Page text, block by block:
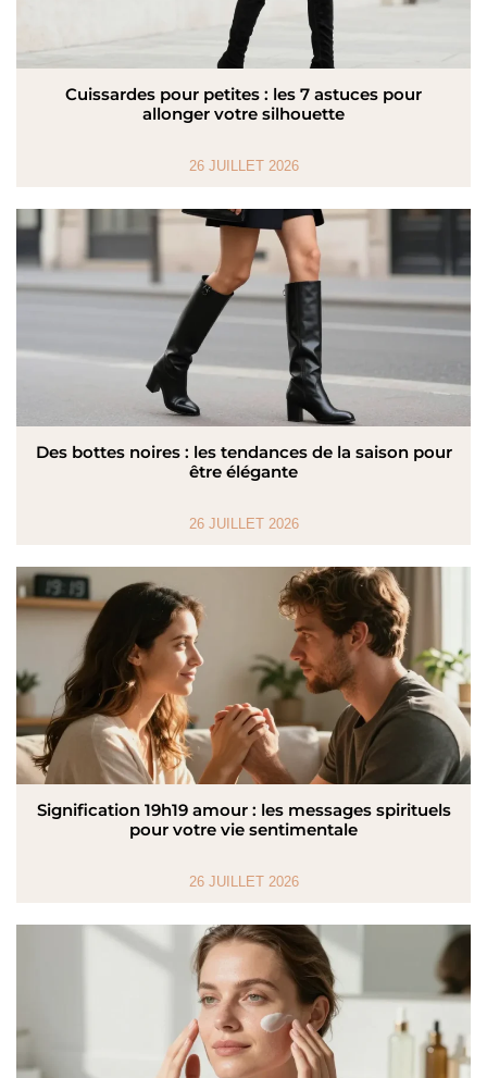
Cuissardes pour petites : les 7 astuces pour
allonger votre silhouette
26 JUILLET 2026
Des bottes noires : les tendances de la saison pour
être élégante
26 JUILLET 2026
Signification 19h19 amour : les messages spirituels
pour votre vie sentimentale
26 JUILLET 2026